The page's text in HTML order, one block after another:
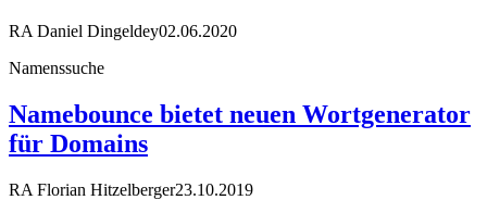
RA Daniel Dingeldey02.06.2020
Namenssuche
Namebounce bietet neuen Wortgenerator
für Domains
RA Florian Hitzelberger23.10.2019